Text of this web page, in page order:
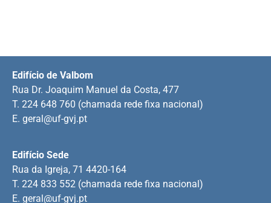
Edifício Sede
Rua da Igreja, 71 4420-164
T. 224 833 552 (chamada rede fixa nacional)
E. geral@uf-gvj.pt
Edifício de Valbom
Rua Dr. Joaquim Manuel da Costa, 477
T. 224 648 760 (chamada rede fixa nacional)
E. geral@uf-gvj.pt